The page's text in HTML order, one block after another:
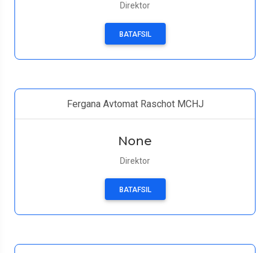
Direktor
BATAFSIL
Fergana Avtomat Raschot MCHJ
None
Direktor
BATAFSIL